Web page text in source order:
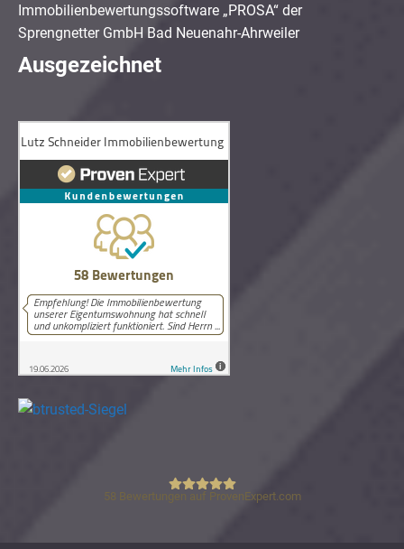
Immobilienbewertungssoftware „PROSA“ der
Sprengnetter GmbH Bad Neuenahr-Ahrweiler
Ausgezeichnet
Lutz Schneider Immobilienbewertung
58 Bewertungen auf ProvenExpert.com